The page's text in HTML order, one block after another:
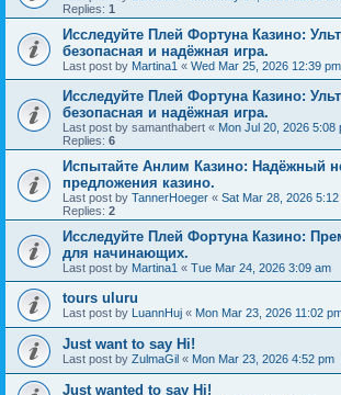
Replies: 1
Исследуйте Плей Фортуна Казино:
безопасная и надёжная игра.
Last post by Martina1 « Wed Mar 25, 2026 12:39 pm
Исследуйте Плей Фортуна Казино:
безопасная и надёжная игра.
Last post by samanthabert « Mon Jul 20, 2026 5:08
Replies: 6
Испытайте Анлим Казино: Надёжный
предложения казино.
Last post by TannerHoeger « Sat Mar 28, 2026 5:12
Replies: 2
Исследуйте Плей Фортуна Казино:
для начинающих.
Last post by Martina1 « Tue Mar 24, 2026 3:09 am
tours uluru
Last post by LuannHuj « Mon Mar 23, 2026 11:02
Just want to say Hi!
Last post by ZulmaGil « Mon Mar 23, 2026 4:52 pm
Just wanted to say Hi!